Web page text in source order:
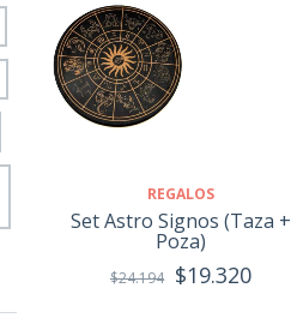
REGALOS
Set Astro Signos (Taza +
Poza)
$24.194 $19.320